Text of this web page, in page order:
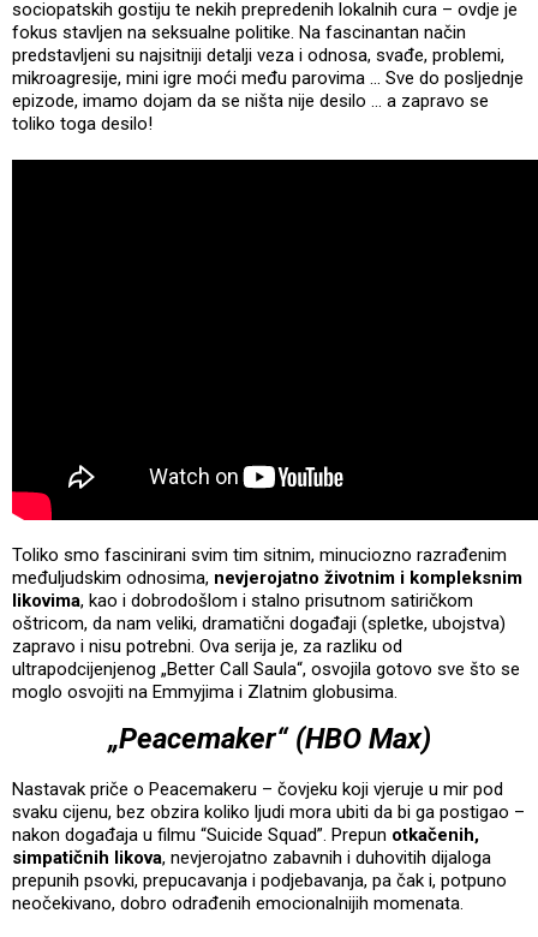
sociopatskih gostiju te nekih prepredenih lokalnih cura – ovdje je
fokus stavljen na seksualne politike. Na fascinantan način
predstavljeni su najsitniji detalji veza i odnosa, svađe, problemi,
mikroagresije, mini igre moći među parovima … Sve do posljednje
epizode, imamo dojam da se ništa nije desilo … a zapravo se
toliko toga desilo!
Toliko smo fascinirani svim tim sitnim, minuciozno razrađenim
međuljudskim odnosima, nevjerojatno životnim i kompleksnim
likovima, kao i dobrodošlom i stalno prisutnom satiričkom
oštricom, da nam veliki, dramatični događaji (spletke, ubojstva)
zapravo i nisu potrebni. Ova serija je, za razliku od
ultrapodcijenjenog „Better Call Saula“, osvojila gotovo sve što se
moglo osvojiti na Emmyjima i Zlatnim globusima.
„Peacemaker“ (HBO Max)
Nastavak priče o Peacemakeru – čovjeku koji vjeruje u mir pod
svaku cijenu, bez obzira koliko ljudi mora ubiti da bi ga postigao –
nakon događaja u filmu “Suicide Squad”. Prepun otkačenih,
simpatičnih likova, nevjerojatno zabavnih i duhovitih dijaloga
prepunih psovki, prepucavanja i podjebavanja, pa čak i, potpuno
neočekivano, dobro odrađenih emocionalnijih momenata.